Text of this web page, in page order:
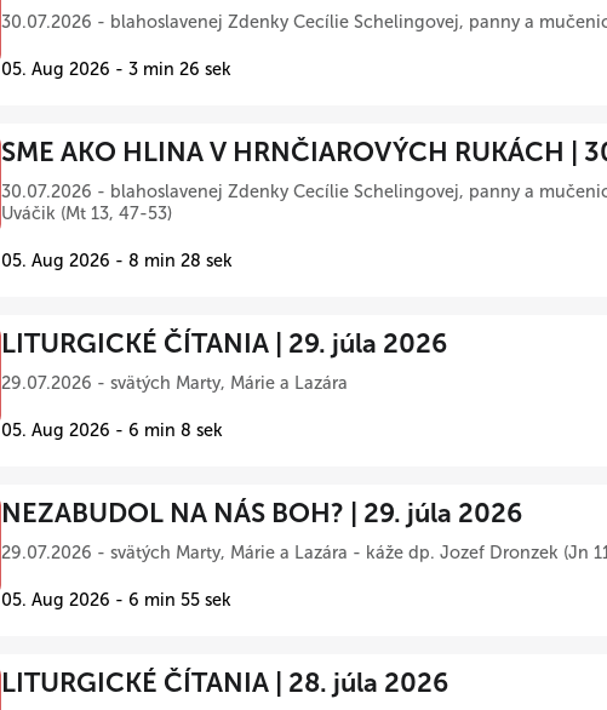
30.07.2026 - blahoslavenej Zdenky Cecílie Schelingovej, panny a
05. Aug 2026 - 3 min 26 sek
SME AKO HLINA V HRNČIAROVÝCH RUKÁCH |
30.07.2026 - blahoslavenej Zdenky Cecílie Schelingovej, panny a
Uváčik (Mt 13, 47-53)
05. Aug 2026 - 8 min 28 sek
LITURGICKÉ ČÍTANIA | 29. júla 2026
29.07.2026 - svätých Marty, Márie a Lazára
05. Aug 2026 - 6 min 8 sek
NEZABUDOL NA NÁS BOH? | 29. júla 2026
29.07.2026 - svätých Marty, Márie a Lazára - káže dp. Jozef Dronzek (Jn
05. Aug 2026 - 6 min 55 sek
LITURGICKÉ ČÍTANIA | 28. júla 2026